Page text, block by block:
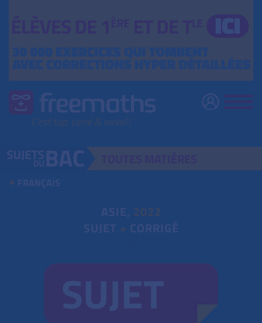
FRANÇAIS
ASIE, 2022
SUJET + CORRIGÉ